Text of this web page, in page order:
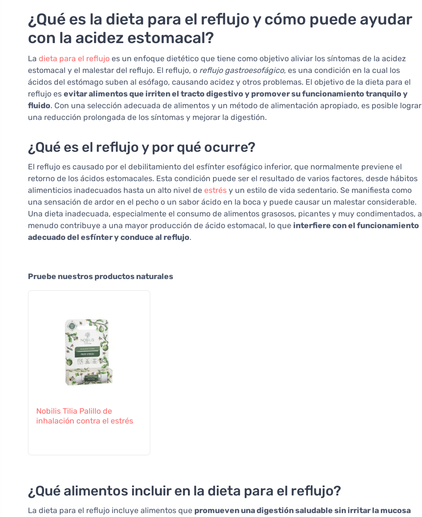
¿Qué es la dieta para el reflujo y cómo puede ayudar
con la acidez estomacal?
La dieta para el reflujo es un enfoque dietético que tiene como objetivo aliviar los síntomas de la acidez
estomacal y el malestar del reflujo. El reflujo, o reflujo gastroesofágico, es una condición en la cual los
ácidos del estómago suben al esófago, causando acidez y otros problemas. El objetivo de la dieta para el
reflujo es evitar alimentos que irriten el tracto digestivo y promover su funcionamiento tranquilo y
fluido. Con una selección adecuada de alimentos y un método de alimentación apropiado, es posible lograr
una reducción prolongada de los síntomas y mejorar la digestión.
¿Qué es el reflujo y por qué ocurre?
El reflujo es causado por el debilitamiento del esfínter esofágico inferior, que normalmente previene el
retorno de los ácidos estomacales. Esta condición puede ser el resultado de varios factores, desde hábitos
alimenticios inadecuados hasta un alto nivel de estrés y un estilo de vida sedentario. Se manifiesta como
una sensación de ardor en el pecho o un sabor ácido en la boca y puede causar un malestar considerable.
Una dieta inadecuada, especialmente el consumo de alimentos grasosos, picantes y muy condimentados, a
menudo contribuye a una mayor producción de ácido estomacal, lo que interfiere con el funcionamiento
adecuado del esfínter y conduce al reflujo.
Pruebe nuestros productos naturales
Nobilis Tilia Palillo de
inhalación contra el estrés
¿Qué alimentos incluir en la dieta para el reflujo?
La dieta para el reflujo incluye alimentos que promueven una digestión saludable sin irritar la mucosa